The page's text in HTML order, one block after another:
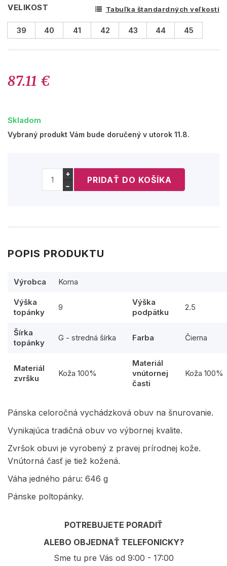
VELIKOST Tabuľka štandardných veľkostí
39 40 41 42 43 44 45
87.11 €
Skladom
Vybraný produkt Vám bude doručený v utorok 11.8.
+
−
POPIS PRODUKTU
Výrobca Koma
Výška
topánky
9
Výška
podpätku
2.5
Šírka
topánky
G - stredná šírka Farba Čierna
Materiál
zvršku
Koža 100%
Materiál
vnútornej
časti
Koža 100%
Pánska celoročná vychádzková obuv na šnurovanie.
Vynikajúca tradičná obuv vo výbornej kvalite.
Zvršok obuvi je vyrobený z pravej prírodnej kože.
Vnútorná časť je tiež kožená.
Váha jedného páru: 646 g
Pánske poltopánky.
POTREBUJETE PORADIŤ
ALEBO OBJEDNAŤ TELEFONICKY?
Sme tu pre Vás od 9:00 - 17:00